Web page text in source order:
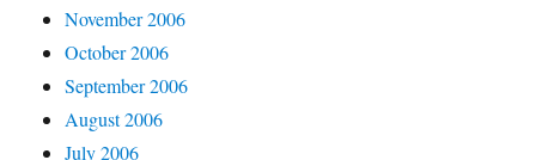
November 2006
October 2006
September 2006
August 2006
July 2006